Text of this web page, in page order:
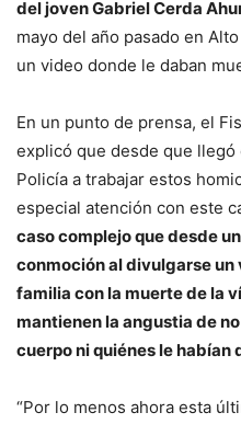
del joven Gabriel Cerda
mayo del año pasado en
un video donde le daban
En un punto de prensa, el
explicó que desde que
Policía a trabajar estos
especial atención con este
caso complejo que desde
conmoción al divulgarse un
familia con la muerte de la
mantienen la angustia de
cuerpo ni quiénes le habían
“Por lo menos ahora esta